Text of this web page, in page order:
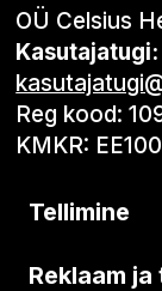
OÜ Celsius
Kasutajatugi:
Reg kood:
KMKR:
Tellimine
Reklaam